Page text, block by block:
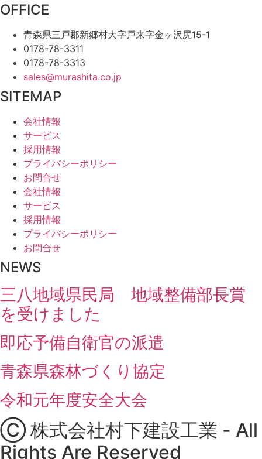
OFFICE
青森県三戸郡新郷村大字戸来字金ヶ沢尻15-1
0178-78-3311
0178-78-3313
sales@murashita.co.jp
SITEMAP
会社情報
サービス
採用情報
プライバシーポリシー
お問合せ
会社情報
サービス
採用情報
プライバシーポリシー
お問合せ
NEWS
三八地域県民局 地域整備部長賞
を受けました
即応予備自衛官の派遣
青森県森林づくり協定
令和元年度安全大会
Ⓒ 株式会社村下建設工業 - All
Rights Are Reserved